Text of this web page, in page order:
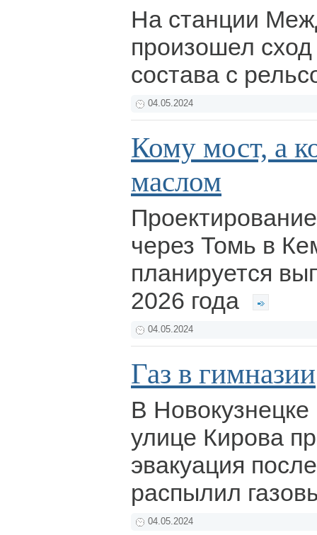
На станции
произошел
состава с
04.05.2024
Кому мост, а
маслом
через Томь в
планируется
2026 года
04.05.2024
Газ в гимназии
В
улице Кирова
эвакуация
распылил
04.05.2024